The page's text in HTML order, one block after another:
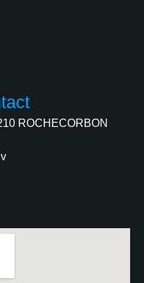
ROCHECORBON